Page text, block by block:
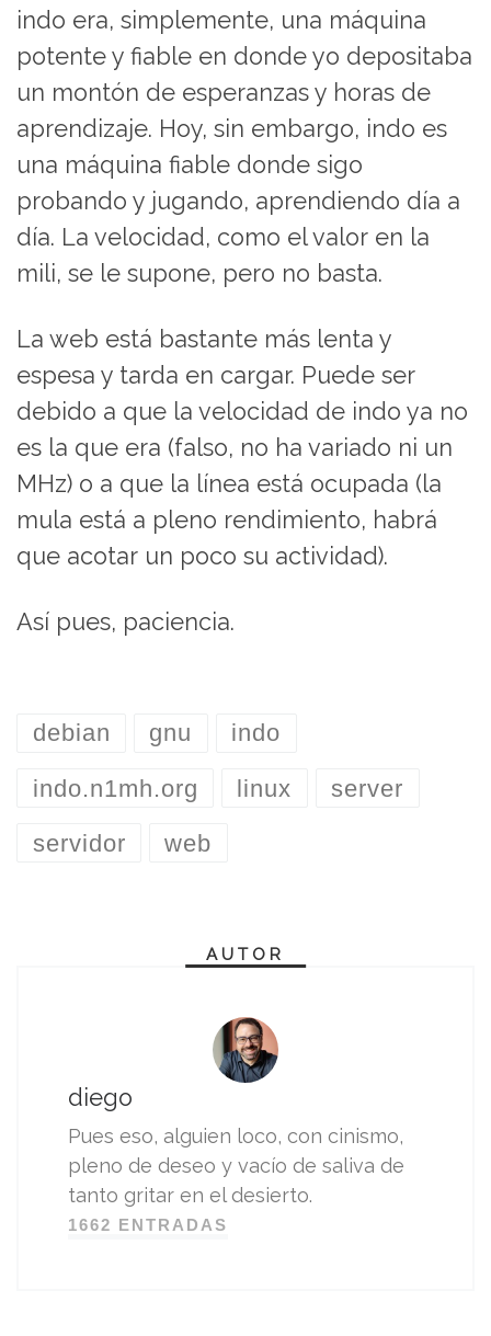
indo era, simplemente, una máquina
potente y fiable en donde yo depositaba
un montón de esperanzas y horas de
aprendizaje. Hoy, sin embargo, indo es
una máquina fiable donde sigo
probando y jugando, aprendiendo día a
día. La velocidad, como el valor en la
mili, se le supone, pero no basta.
La web está bastante más lenta y
espesa y tarda en cargar. Puede ser
debido a que la velocidad de indo ya no
es la que era (falso, no ha variado ni un
MHz) o a que la línea está ocupada (la
mula está a pleno rendimiento, habrá
que acotar un poco su actividad).
Así pues, paciencia.
debian gnu indo
indo.n1mh.org linux server
servidor web
AUTOR
diego
Pues eso, alguien loco, con cinismo,
pleno de deseo y vacío de saliva de
tanto gritar en el desierto.
1662 ENTRADAS